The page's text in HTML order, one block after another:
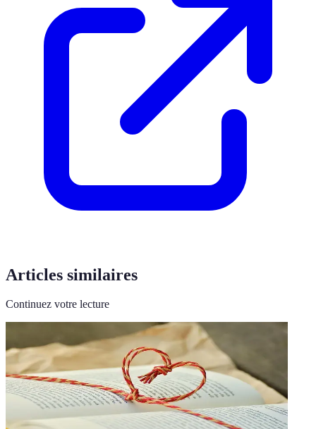
Articles similaires
Continuez votre lecture